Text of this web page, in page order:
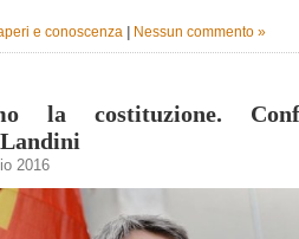
e conoscenza | Nessun commento »
la costituzione.
2016